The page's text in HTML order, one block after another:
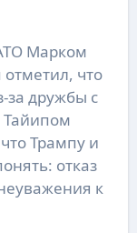
Марком
что
за дружбы с
Трампу и
отказ
к